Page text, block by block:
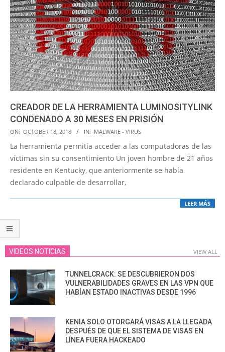
CREADOR DE LA HERRAMIENTA LUMINOSITYLINK
CONDENADO A 30 MESES EN PRISIÓN
2018-
10-
18
ON: OCTOBER 18, 2018 IN: MALWARE - VIRUS
La herramienta permitía acceder a las computadoras de las
víctimas sin su consentimiento Un joven hombre de 21 años
residente en Kentucky, que anteriormente se había
declarado culpable de desarrollar,
LEER MÁS
VIDEOS NOTICIAS VIEW ALL
TUNNELCRACK: SE DESCUBRIERON DOS
VULNERABILIDADES GRAVES EN LAS VPN QUE
HABÍAN ESTADO INACTIVAS DESDE 1996
KENIA SOLO OTORGARÁ VISAS A LA LLEGADA
DESPUÉS DE QUE EL SISTEMA DE VISAS EN
LÍNEA FUERA HACKEADO